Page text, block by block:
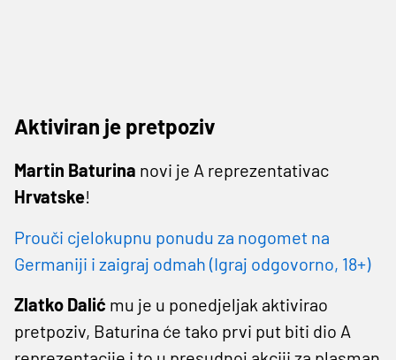
Aktiviran je pretpoziv
Martin Baturina novi je A reprezentativac
Hrvatske!
Prouči cjelokupnu ponudu za nogomet na
Germaniji i zaigraj odmah (Igraj odgovorno, 18+)
Zlatko Dalić mu je u ponedjeljak aktivirao
pretpoziv, Baturina će tako prvi put biti dio A